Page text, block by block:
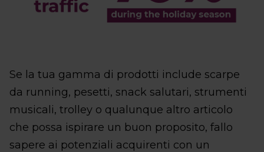
Se la tua gamma di prodotti include scarpe
da running, pesetti, snack salutari, strumenti
musicali, trolley o qualunque altro articolo
che possa ispirare un buon proposito, fallo
sapere ai potenziali acquirenti con un